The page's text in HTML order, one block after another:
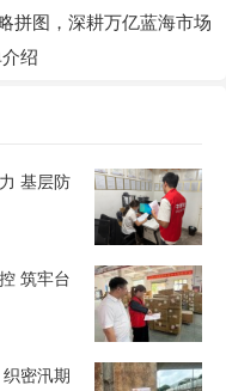
拼图，深耕万亿蓝海市场
绍
基层防
筑牢台
密汛期